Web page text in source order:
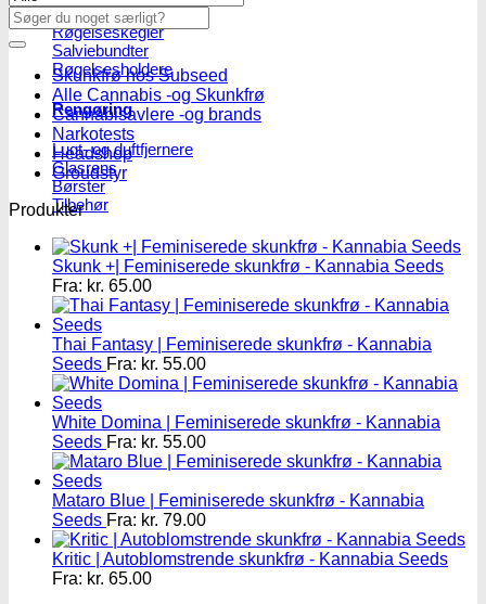
Røgelsespinde
Røgelseskegler
Salviebundter
Røgelsesholdere
Rengøring
Lugt- og duftfjernere
Glasrens
Børster
Tilbehør
Søg
efter:
Skunkfrø hos Subseed
Alle Cannabis -og Skunkfrø
Cannabisavlere -og brands
Narkotests
Headshop
Groudstyr
Produkter
Skunk +| Feminiserede skunkfrø - Kannabia Seeds
Fra: kr. 65.00
Thai Fantasy | Feminiserede skunkfrø - Kannabia
Seeds Fra: kr. 55.00
White Domina | Feminiserede skunkfrø - Kannabia
Seeds Fra: kr. 55.00
Mataro Blue | Feminiserede skunkfrø - Kannabia
Seeds Fra: kr. 79.00
Kritic | Autoblomstrende skunkfrø - Kannabia Seeds
Fra: kr. 65.00